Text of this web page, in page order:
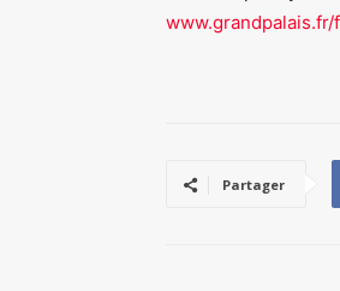
Partager